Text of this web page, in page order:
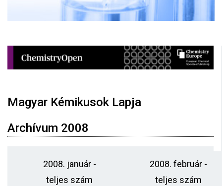
Magyar Kémikusok Lapja
Archívum 2008
2008. január -
teljes szám
2008. február -
teljes szám